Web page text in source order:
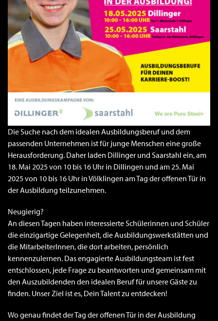
Die Suche nach dem idealen Ausbildungsberuf und dem
passenden Unternehmen ist für junge Menschen eine große
Herausforderung. Daher laden Dillinger und Saarstahl ein, am
18. Mai 2025 von 10 bis 16 Uhr in Dillingen und am 25. Mai
2025 von 10 bis 16 Uhr in Völklingen am Tag der offenen Tür in
der Ausbildung teilzunehmen.
Neugierig?
An diesen Tagen haben interessierte Schülerinnen und Schüler
die einzigartige Gelegenheit, die Ausbildungswerkstätten und
die MitarbeiterInnen, die dort arbeiten, persönlich
kennenzulernen. Das engagierte Ausbildungsteam ist fest
entschlossen, jede Frage zu beantworten und gemeinsam mit
den Auszubildenden den idealen Beruf für unsere Gäste zu
finden. Unser Ziel ist es, Dein Talent zu entdecken!
Wo genau findet der Tag der offenen Tür in der Ausbildung